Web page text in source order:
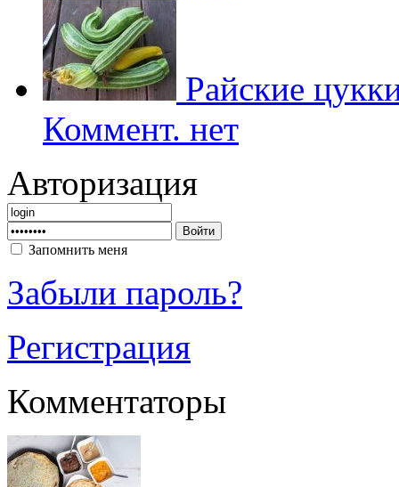
Райские
Коммент. нет
Авторизация
Запомнить меня
Забыли пароль?
Регистрация
Комментаторы